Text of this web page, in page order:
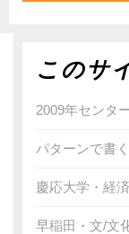
このサ
2009年センタ
パターンで書
慶応大学・経
早稲田・文/文